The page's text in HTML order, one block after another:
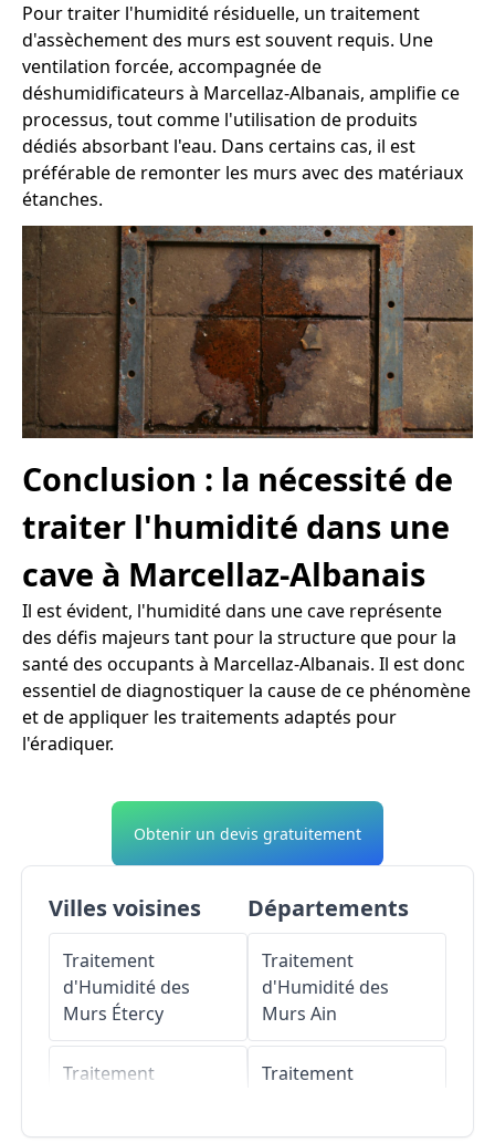
Pour traiter l'humidité résiduelle, un traitement
d'assèchement des murs est souvent requis. Une
ventilation forcée, accompagnée de
déshumidificateurs à Marcellaz-Albanais, amplifie ce
processus, tout comme l'utilisation de produits
dédiés absorbant l'eau. Dans certains cas, il est
préférable de remonter les murs avec des matériaux
étanches.
Conclusion : la nécessité de
traiter l'humidité dans une
cave à Marcellaz-Albanais
Il est évident, l'humidité dans une cave représente
des défis majeurs tant pour la structure que pour la
santé des occupants à Marcellaz-Albanais. Il est donc
essentiel de diagnostiquer la cause de ce phénomène
et de appliquer les traitements adaptés pour
l'éradiquer.
Obtenir un devis gratuitement
Villes voisines
Traitement
d'Humidité des
Murs Étercy
Traitement
Départements
Traitement
d'Humidité des
Murs Ain
Traitement